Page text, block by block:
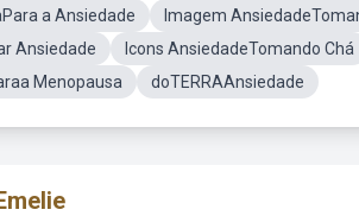
a Ansiedade
Imagem
Ansiedade
Icons AnsiedadeTomando Chá
Menopausa
doTERRAAnsiedade